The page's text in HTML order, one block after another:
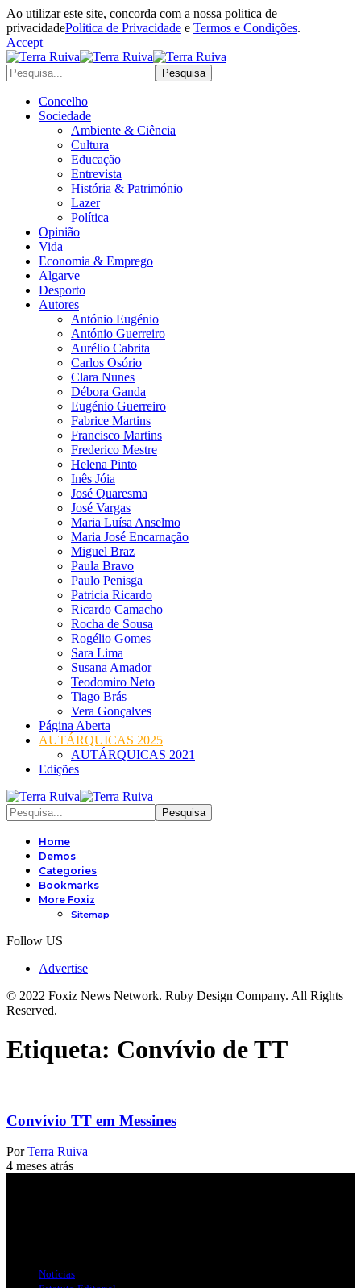
Ao utilizar este site, concorda com a nossa politica de
privacidadePolitica de Privacidade e Termos e Condições.
Accept
Concelho
Sociedade
Ambiente & Ciência
Cultura
Educação
Entrevista
História & Património
Lazer
Política
Opinião
Vida
Economia & Emprego
Algarve
Desporto
Autores
António Eugénio
António Guerreiro
Aurélio Cabrita
Carlos Osório
Clara Nunes
Débora Ganda
Eugénio Guerreiro
Fabrice Martins
Francisco Martins
Frederico Mestre
Helena Pinto
Inês Jóia
José Quaresma
José Vargas
Maria Luísa Anselmo
Maria José Encarnação
Miguel Braz
Paula Bravo
Paulo Penisga
Patricia Ricardo
Ricardo Camacho
Rocha de Sousa
Rogélio Gomes
Sara Lima
Susana Amador
Teodomiro Neto
Tiago Brás
Vera Gonçalves
Página Aberta
AUTÁRQUICAS 2025
AUTÁRQUICAS 2021
Edições
Home
Demos
Categories
Bookmarks
More Foxiz
Sitemap
Follow US
Advertise
© 2022 Foxiz News Network. Ruby Design Company. All Rights
Reserved.
Etiqueta: Convívio de TT
Convívio TT em Messines
Por Terra Ruiva
4 meses atrás
Notícias